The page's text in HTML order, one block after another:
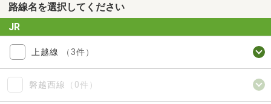
路線名を選択してください
JR
上越線 （3件）
磐越西線 （0件）